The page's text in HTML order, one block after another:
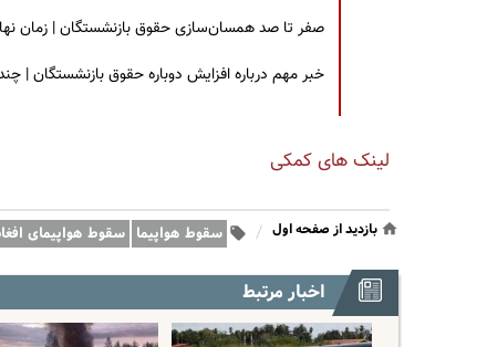
صفر تا صد همسان‌سازی حقوق بازنشستگان | زمان نهایی افزایش ۴۰ درصدی
خبر مهم درباره افزایش دوباره حقوق بازنشستگان |
لینک های کمکی
بازدید از صفحه اول / سقوط هواپیما سقوط هواپیمای
اخبار مرتبط